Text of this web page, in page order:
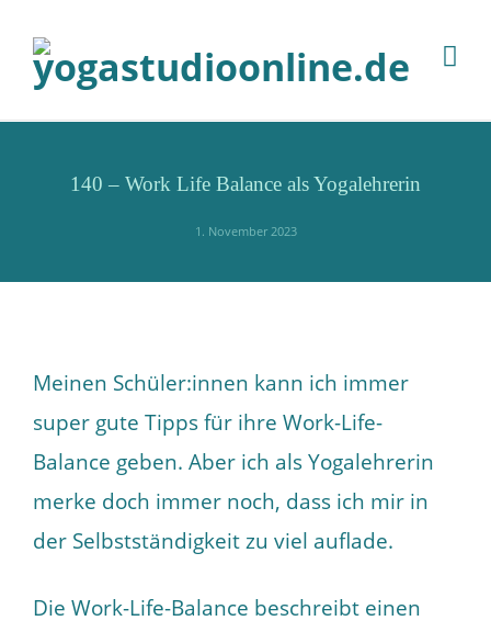
140 – Work Life Balance als Yogalehrerin
1. November 2023
Meinen Schüler:innen kann ich immer
super gute Tipps für ihre Work-Life-
Balance geben. Aber ich als Yogalehrerin
merke doch immer noch, dass ich mir in
der Selbstständigkeit zu viel auflade.
Die Work-Life-Balance beschreibt einen